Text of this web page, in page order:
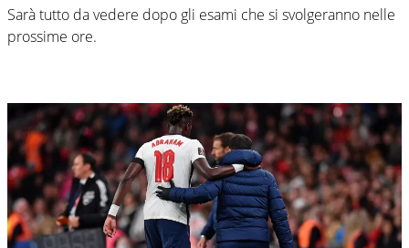
Sarà tutto da vedere dopo gli esami che si svolgeranno nelle
prossime ore.